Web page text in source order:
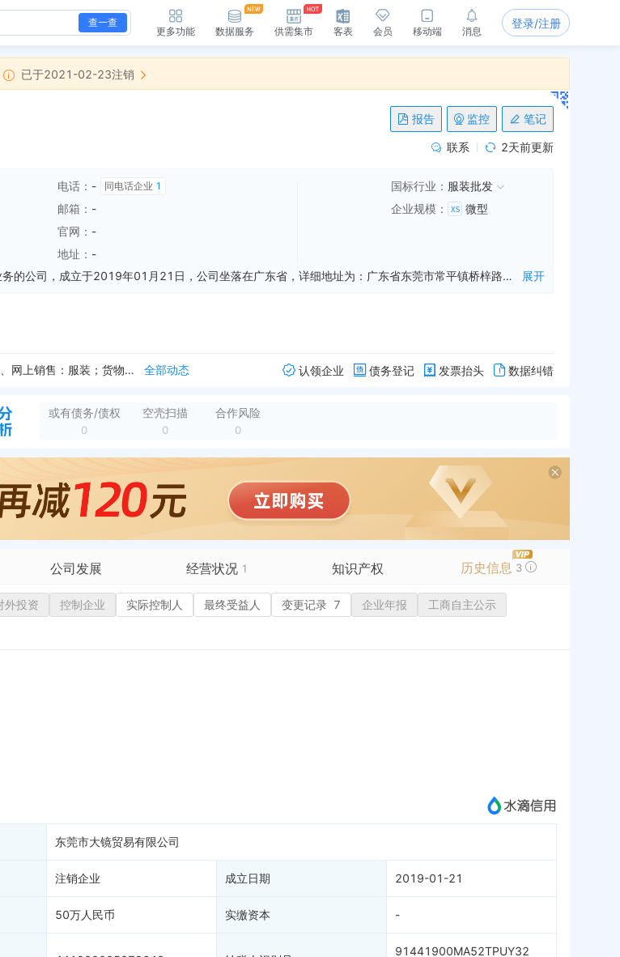
查一查
更多功能 数据服务 供需集市 客表 会员 移动端 消息
登录/注册
已于2021-02-23注销
报告 监控 笔记
联系 2天前更新
电话： - 同电话企业 1
邮箱： -
官网： -
地址： -
国标行业： 服装批发
企业规模 ： 微型
东莞市大镜贸易有限公司是一家从事服装,货物技术进出口,服装设计等业务的公司，成立于2019年01月21日，公司坐落在广东省，详细地址为：广东省东莞市常平镇桥梓路120号第5栋201室;经国家企业信用信息公示系统查询得知，东莞市大镜贸易有限公司的信用代码/税号为91441900MA52TPUY32，法人是梁爱玲，注册资本为50.000000万人民币，企业的经营范围为:批发、零售、网上销售：服装；货物或技术进出口（国家禁止或涉及行政审批的货物和技术进出口除外）；服装设计。（依法须经批准的项目，经相关部门批准后方可开展经营活动）〓 展开
新增行政许可，许可机关：东莞市市场监督管理局 许可内容：批发、零售、网上销售：服装；货物或技术进出口（国家禁止或涉及行政审批的货物和技术进出口除外）；服装...
全部动态
全部动态
全部动态
认领企业 债务登记 发票抬头 数据纠错
或有债务/债权
0
空壳扫描
0
合作风险
0
公司发展 经营状况 1 知识产权 历史信息 3
融资历史
招投标
信用评价
进出口信用
地块公示
商标信息
成为vip查看
外投资 控制企业 实际控制人 最终受益人 变更记录 7 企业年报
工商自主公示
东莞市大镜贸易有限公司
注销企业 成立日期 2019-01-21
50万人民币 实缴资本 -
91441900MA52TPUY32